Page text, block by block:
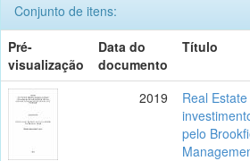
Conjunto de itens:
Pré-
visualização
Data do
documento
Título
2019
Real
pelo